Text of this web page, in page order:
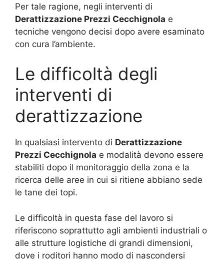
Per tale ragione, negli interventi di
Derattizzazione Prezzi Cecchignola e
tecniche vengono decisi dopo avere esaminato
con cura l’ambiente.
Le difficoltà degli
interventi di
derattizzazione
In qualsiasi intervento di Derattizzazione
Prezzi Cecchignola e modalità devono essere
stabiliti dopo il monitoraggio della zona e la
ricerca delle aree in cui si ritiene abbiano sede
le tane dei topi.
Le difficoltà in questa fase del lavoro si
riferiscono soprattutto agli ambienti industriali o
alle strutture logistiche di grandi dimensioni,
dove i roditori hanno modo di nascondersi